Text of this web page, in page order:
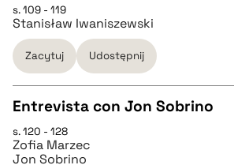
pobierz cytat
BIBTEX
pobierz cytat
s. 109 - 119
Stanisław Iwaniszewski
Zacytuj Udostępnij
CZYSTY TEKST
Entrevista con Jon Sobrino
s. 120 - 128
Zofia Marzec
Jon Sobrino